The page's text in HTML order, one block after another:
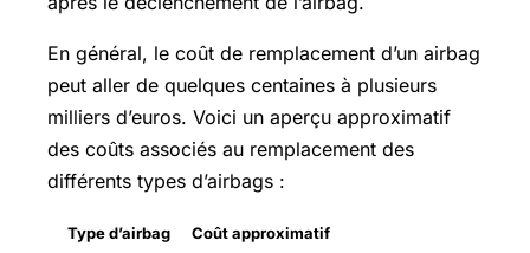
En général, le coût de remplacement d’un airbag
peut aller de quelques centaines à plusieurs
milliers d’euros. Voici un aperçu approximatif
des coûts associés au remplacement des
différents types d’airbags :
Type d’airbag
Coût approximatif